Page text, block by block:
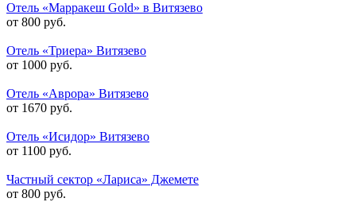
Отель «Марракеш Gold» в Витязево
от 800 руб.
Отель «Триера» Витязево
от 1000 руб.
Отель «Аврора» Витязево
от 1670 руб.
Отель «Исидор» Витязево
от 1100 руб.
Частный сектор «Лариса» Джемете
от 800 руб.